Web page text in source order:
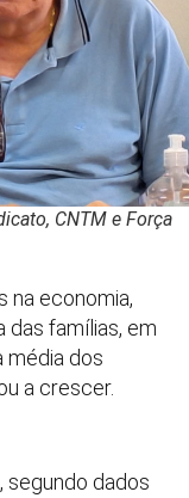
CNTM e Força
na economia,
das famílias, em
média dos
a crescer.
segundo dados